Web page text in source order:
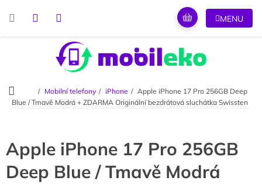
Domů
Mobilní telefony iPhone
Apple iPhone 17 Pro 256GB Deep
Blue / Tmavě Modrá + ZDARMA Originální bezdrátová sluchátka Swissten
Apple iPhone 17 Pro 256GB
Deep Blue / Tmavě Modrá